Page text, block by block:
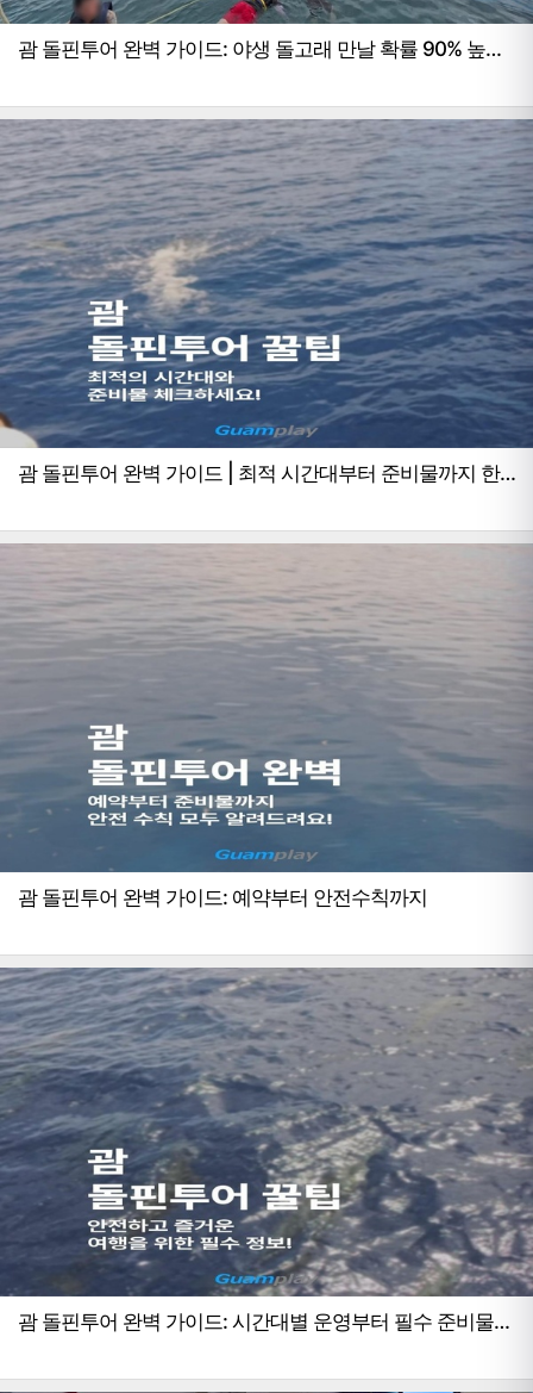
괌 돌핀투어 완벽 가이드: 야생 돌고래 만날 확률 90% 높이
괌 돌핀투어 완벽 가이드 | 최적 시간대부터 준비물까지 한
괌 돌핀투어 완벽 가이드: 예약부터 안전수칙까지
괌 돌핀투어 완벽 가이드: 시간대별 운영부터 필수 준비물까